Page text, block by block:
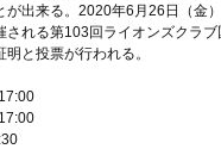
が出来る。2020年6月26日（金
される第103回ライオンズクラ
と投票が行われる。